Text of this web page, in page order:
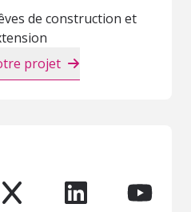
de construction et
projet